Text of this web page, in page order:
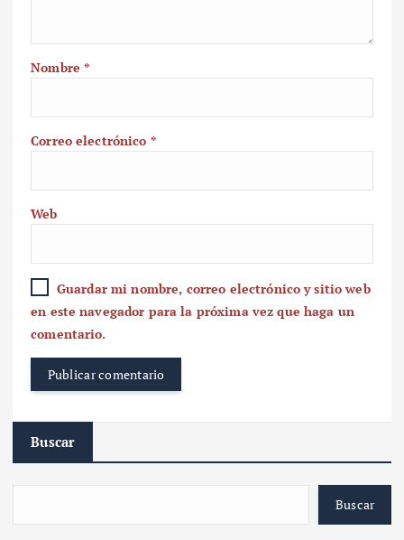
Nombre*
Correo electrónico *
Web
Guardar mi nombre, correo electrónico y sitio web
en este navegador para la próxima vez que haga un
comentario.
Buscar
Buscar